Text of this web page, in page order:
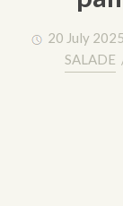
20 July
SALADE